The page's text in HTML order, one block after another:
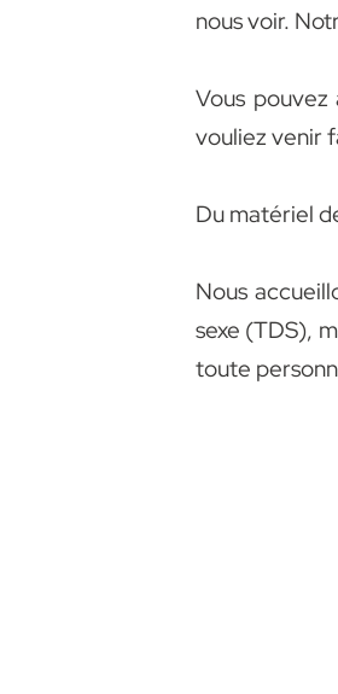
nous voir.
Vous
vouliez venir
Du matériel
Nous
sexe (TDS),
toute